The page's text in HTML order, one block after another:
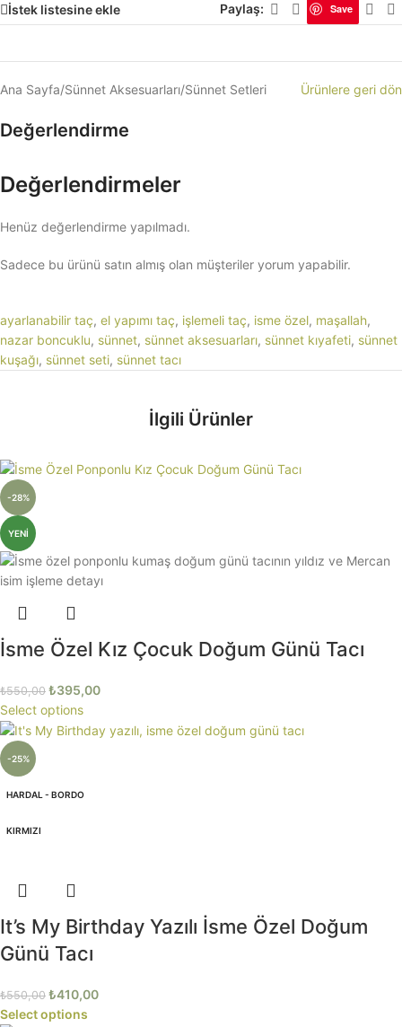
İstek listesine ekle Paylaş: Save
Ana Sayfa/Sünnet Aksesuarları/Sünnet Setleri Ürünlere geri dön
Değerlendirme​
Değerlendirmeler
Henüz değerlendirme yapılmadı.
Sadece bu ürünü satın almış olan müşteriler yorum yapabilir.
ayarlanabilir taç, el yapımı taç, işlemeli taç, isme özel, maşallah
nazar boncuklu, sünnet, sünnet aksesuarları, sünnet kıyafeti, sünnet
kuşağı, sünnet seti, sünnet tacı
İlgili Ürünler
-28%
YENI
İsme Özel Kız Çocuk Doğum Günü Tacı
₺550,00 ₺395,00
Select options
-25%
HARDAL - BORDO
KIRMIZI
It’s My Birthday Yazılı İsme Özel Doğum
Günü Tacı
₺550,00 ₺410,00
Select options